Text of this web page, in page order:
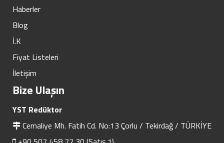
Haberler
Blog
İ.K
Fiyat Listeleri
İletişim
Bize Ulaşın
YST Redüktor
Cemaliye Mh. Fatih Cd. No:13 Çorlu / Tekirdağ / TÜRKİYE